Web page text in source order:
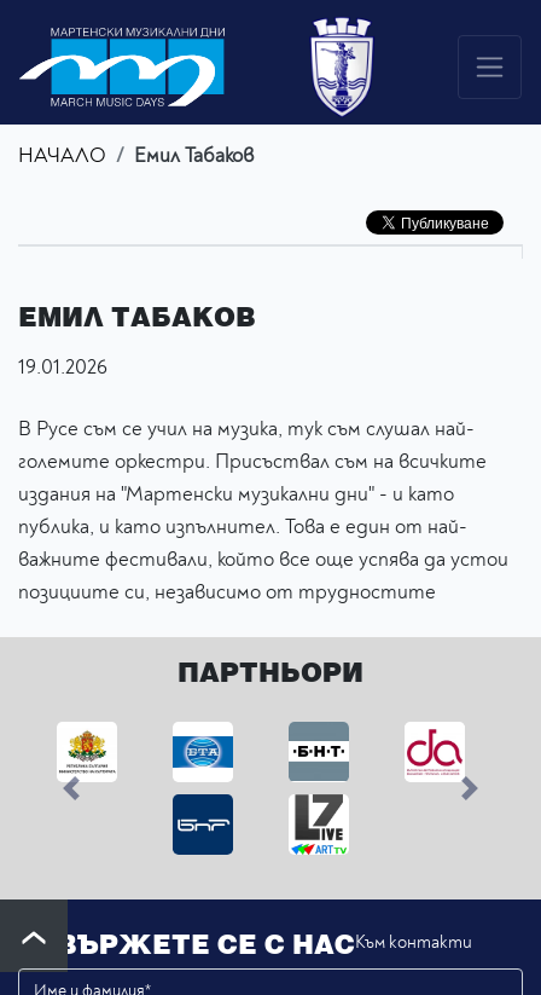
НАЧАЛО Емил Табаков
ЕМИЛ ТАБАКОВ
19.01.2026
В Русе съм се учил на музика, тук съм слушал най-
големите оркестри. Присъствал съм на всичките
издания на "Мартенски музикални дни" - и като
публика, и като изпълнител. Това е един от най-
важните фестивали, който все още успява да устои
позициите си, независимо от трудностите
ПАРТНЬОРИ
Previous Next
СВЪРЖЕТЕ СЕ С НАСКъм контакти